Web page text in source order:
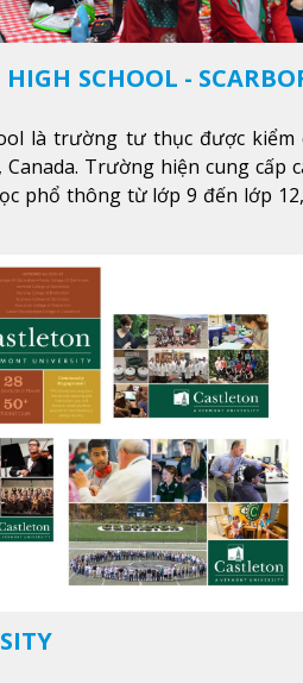
SCHOOL -
là trường tư thục được kiểm
Trường hiện cung cấp
phổ thông từ lớp 9 đến lớp